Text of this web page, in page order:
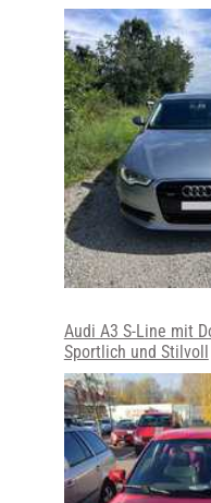
Audi A3 S-Line mit
Sportlich und Stilvoll